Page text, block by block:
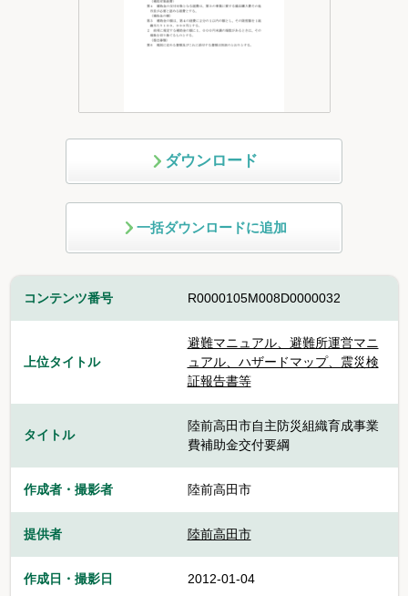
ダウンロード
一括ダウンロードに追加
コンテンツ番号 R0000105M008D0000032
上位タイトル
避難マニュアル、避難所運営マニ
ュアル、ハザードマップ、震災検
証報告書等
タイトル
陸前高田市自主防災組織育成事業
費補助金交付要綱
作成者・撮影者 陸前高田市
提供者 陸前高田市
作成日・撮影日 2012-01-04